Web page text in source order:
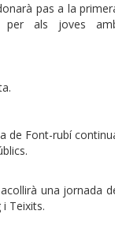
pas a la
per als joves
de Font-rubí
una jornada
Teixits.